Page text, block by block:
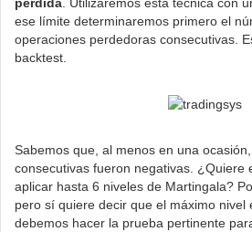
ese límite determinaremos primero el
operaciones perdedoras consecutivas.
backtest.
Sabemos que, al menos en una
consecutivas fueron negativas. ¿Quiere
aplicar hasta 6 niveles de Martingala?
pero sí quiere decir que el máximo nivel
debemos hacer la prueba pertinente